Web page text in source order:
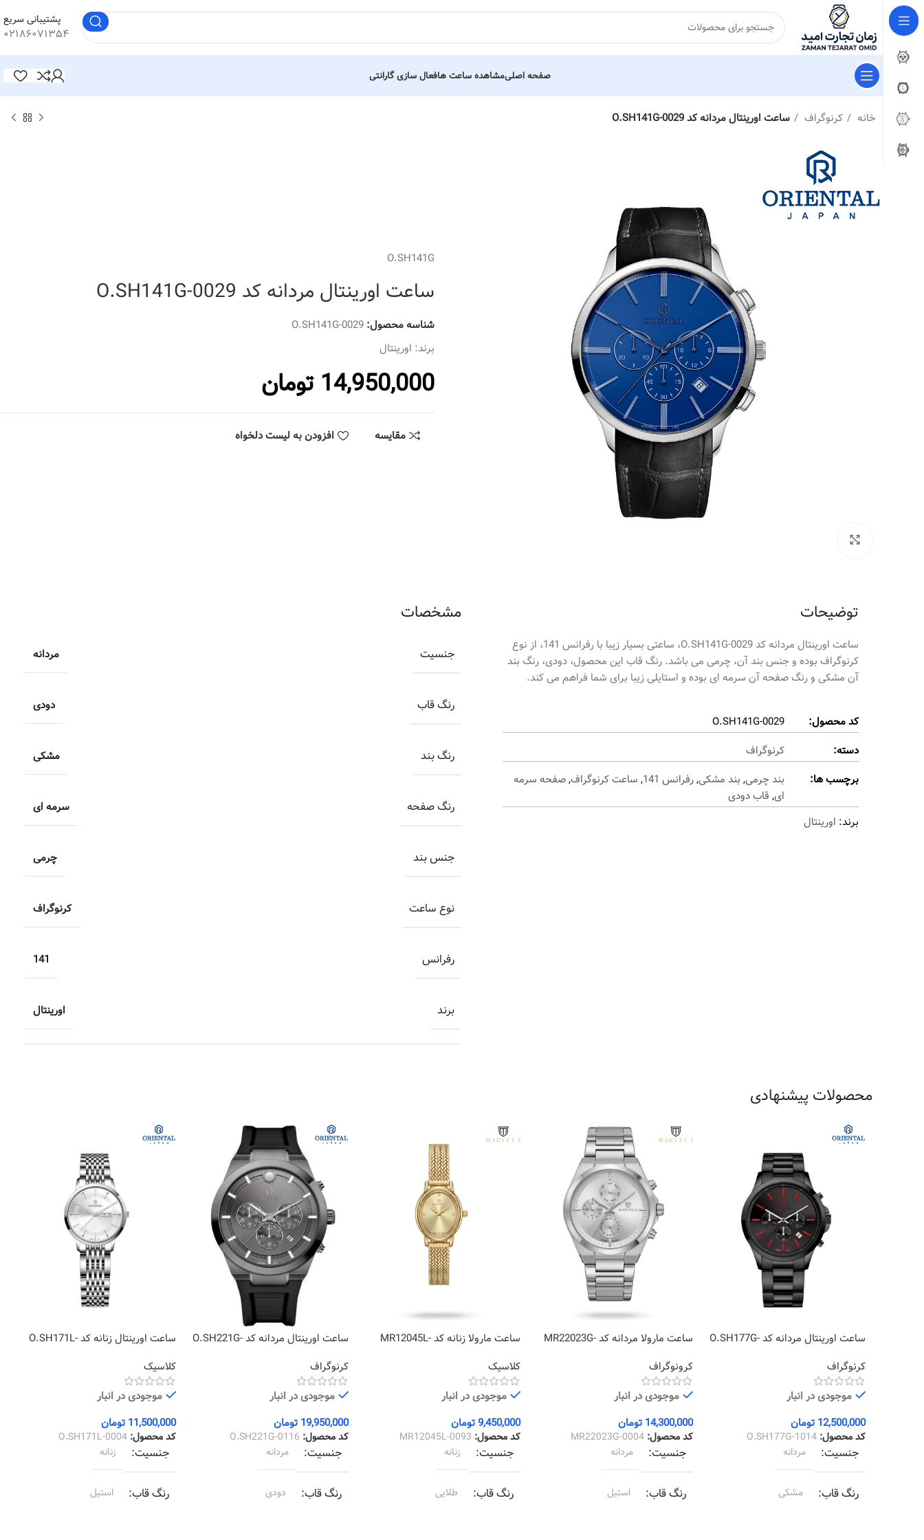
پشتیبانی سریع
۰۲۱۸۶۰۷۱۳۵۴
صفحه اصلیمشاهده ساعت هافعال سازی گارانتی
خانه کرنوگراف ساعت اورینتال مردانه کد O.SH141G-0029
O.SH141G
ساعت اورینتال مردانه کد O.SH141G-0029
شناسه محصول: O.SH141G-0029
برند: اورینتال
14,950,000 تومان
مقایسه افزودن به لیست دلخواه
توضیحات
ساعت اورینتال مردانه کد O.SH141G-0029، ساعتی بسیار زیبا با رفرانس 141، از نوع
کرنوگراف بوده و جنس بند آن، چرمی می باشد. رنگ قاب این محصول، دودی، رنگ بند
آن مشکی و رنگ صفحه آن سرمه ای بوده و استایلی زیبا برای شما فراهم می کند.
کد محصول:
O.SH141G-0029
دسته:
کرنوگراف
برچسب ها:
بند چرمی, بند مشکی,رفرانس 141 , ساعت کرنوگراف,صفحه سرمه
ای, قاب دودی
برند: اورینتال
مشخصات
جنسیت مردانه
رنگ قاب دودی
رنگ بند مشکی
رنگ صفحه سرمه ای
جنس بند چرمی
نوع ساعت کرنوگراف
رفرانس 141
برند اورینتال
محصولات پیشنهادی
ساعت اورینتال مردانه کد O.SH177G-
کرنوگراف
موجودی در انبار
12,500,000 تومان
کد محصول: O.SH177G-1014
جنسیت مردانه
رنگ قاب مشکی
ساعت مارولا مردانه کد MR22023G-
کرونوگراف
موجودی در انبار
14,300,000 تومان
کد محصول: MR22023G-0004
جنسیت مردانه
رنگ قاب استیل
ساعت مارولا زنانه کد MR12045L-
کلاسیک
موجودی در انبار
9,450,000تومان
کد محصول: MR12045L-0093
جنسیت زنانه
رنگ قاب طلایی
ساعت اورینتال مردانه کد O.SH221G-
کرنوگراف
موجودی در انبار
19,950,000 تومان
کد محصول: O.SH221G-0116
جنسیت مردانه
رنگ قاب دودی
ساعت اورینتال زنانه کد O.SH171L-
کلاسیک
موجودی در انبار
11,500,000 تومان
کد محصول:O.SH171L-0004
جنسیت زنانه
رنگ قاب استیل